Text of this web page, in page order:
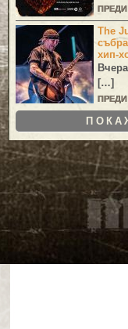
The
хип-
[…]